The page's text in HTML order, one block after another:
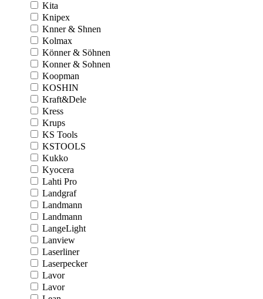
Kita
Knipex
Knner & Shnen
Kolmax
Könner & Söhnen
Konner & Sohnen
Koopman
KOSHIN
Kraft&Dele
Kress
Krups
KS Tools
KSTOOLS
Kukko
Kyocera
Lahti Pro
Landgraf
Landmann
Landmann
LangeLight
Lanview
Laserliner
Laserpecker
Lavor
Lavor